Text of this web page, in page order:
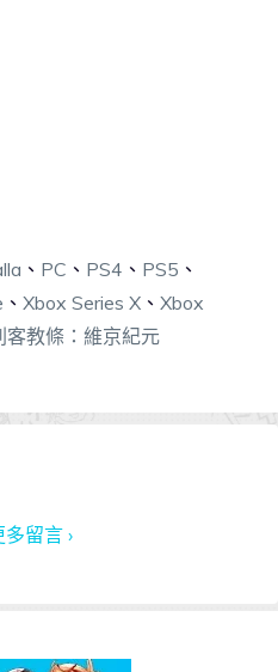
、 PC 、 PS4 、 PS5 、
、 Xbox Series X 、 Xbox
客教條：維京紀元
留言 ›